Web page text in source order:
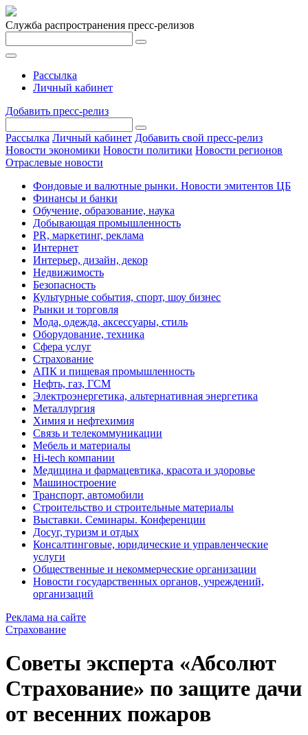
Служба распространения пресс-релизов
Рассылка
Личный кабинет
Добавить пресс-релиз
Рассылка Личный кабинет Добавить свой пресс-релиз
Новости экономики Новости политики Новости регионов
Отраслевые новости
Фондовые и валютные рынки. Новости эмитентов ЦБ
Финансы и банки
Обучение, образование, наука
Добывающая промышленность
PR, маркетинг, реклама
Интернет
Интерьер, дизайн, декор
Недвижимость
Безопасность
Культурные события, спорт, шоу бизнес
Рынки и торговля
Мода, одежда, аксессуары, стиль
Оборудование, техника
Сфера услуг
Страхование
АПК и пищевая промышленность
Нефть, газ, ГСМ
Электроэнергетика, альтернативная энергетика
Металлургия
Химия и нефтехимия
Связь и телекоммуникации
Мебель и материалы
Hi-tech компании
Медицина и фармацевтика, красота и здоровье
Машиностроение
Транспорт, автомобили
Строительство и строительные материалы
Выставки. Семинары. Конференции
Досуг, туризм и отдых
Консалтинговые, юридические и управленческие
услуги
Общественные и некоммерческие организации
Новости государственных органов, учреждений,
организаций
Реклама на сайте
Страхование
Советы эксперта «Абсолют
Страхование» по защите дачи
от весенних пожаров